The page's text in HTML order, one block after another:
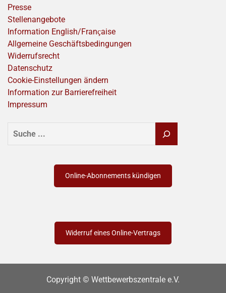
Presse
Stellenangebote
Information English/Franҫaise
Allgemeine Geschäftsbedingungen
Widerrufsrecht
Datenschutz
Cookie-Einstellungen ändern
Information zur Barrierefreiheit
Impressum
SUCHEN
Online-Abonnements kündigen
Widerruf eines Online-Vertrags
Copyright © Wettbewerbszentrale e.V.